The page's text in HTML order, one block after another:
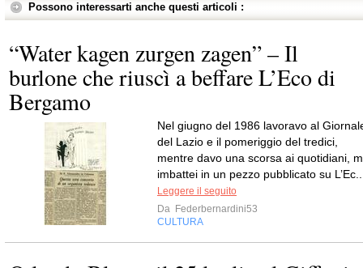
Possono interessarti anche questi articoli :
“Water kagen zurgen zagen” – Il
burlone che riuscì a beffare L’Eco di
Bergamo
Nel giugno del 1986 lavoravo al
del Lazio e il pomeriggio del tredici,
mentre davo una scorsa ai quotidiani,
imbattei in un pezzo pubblicato su
Leggere il seguito
Da Federbernardini53
CULTURA